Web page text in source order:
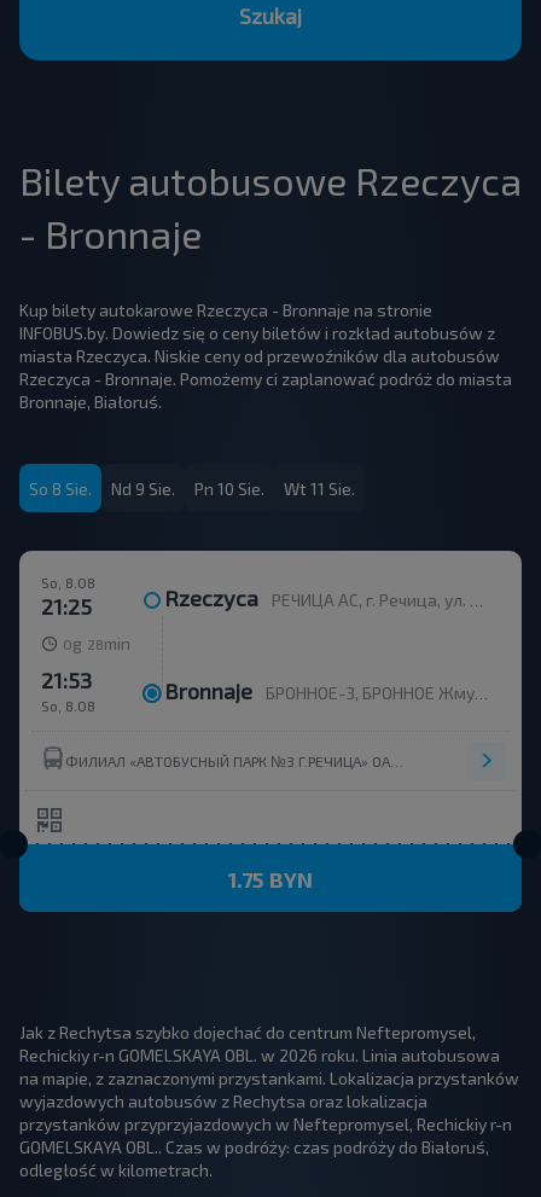
Szukaj
Bilety autobusowe Rzeczyca
- Bronnaje
Kup bilety autokarowe Rzeczyca - Bronnaje na stronie
INFOBUS.by. Dowiedz się o ceny biletów i rozkład autobusów z
miasta Rzeczyca. Niskie ceny od przewoźników dla autobusów
Rzeczyca - Bronnaje. Pomożemy ci zaplanować podróż do miasta
Bronnaje, Białoruś.
So 8 Sie. Nd 9 Sie. Pn 10 Sie. Wt 11 Sie.
So, 8.08
21:25 Rzeczyca РЕЧИЦА АС, г. Речица, ул. Пионерская 30, Беларусь
0g 28 min
So, 8.08
21:53 Bronnaje БРОННОЕ-3, БРОННОЕ Жмуровский с/с Речицкий р-н ГОМЕЛЬСКАЯ ОБЛ. Беларусь
1.75 BYN
Jak z Rechytsa szybko dojechać do centrum Neftepromysel,
Rechickiy r-n GOMELSKAYA OBL. w 2026 roku. Linia autobusowa
na mapie, z zaznaczonymi przystankami. Lokalizacja przystanków
wyjazdowych autobusów z Rechytsa oraz lokalizacja
przystanków przyprzyjazdowych w Neftepromysel, Rechickiy r-n
GOMELSKAYA OBL.. Czas w podróży: czas podróży do Białoruś,
odległość w kilometrach.